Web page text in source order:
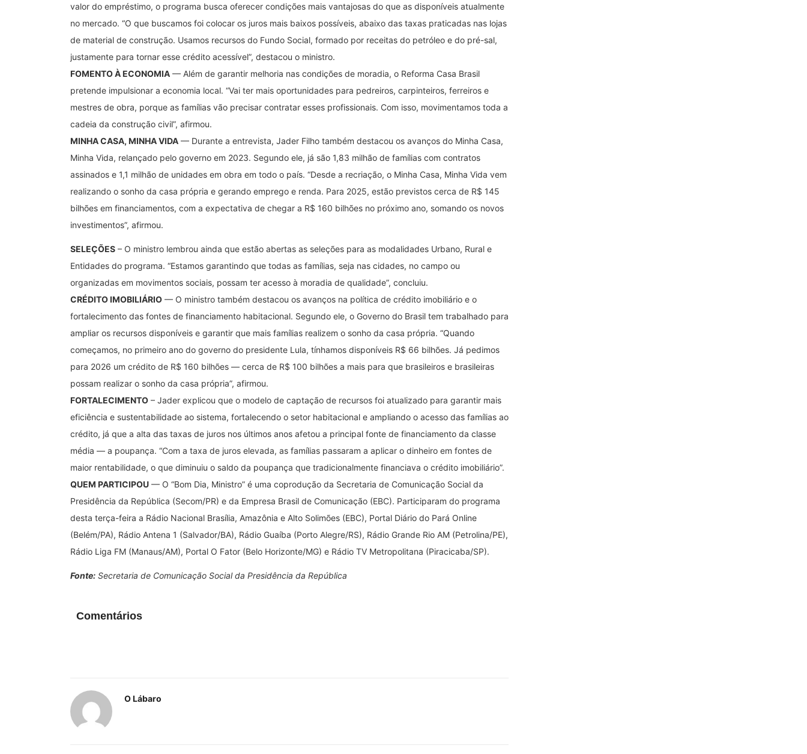
valor do empréstimo, o programa busca oferecer condições mais vantajosas do que as disponíveis atualmente
no mercado. “O que buscamos foi colocar os juros mais baixos possíveis, abaixo das taxas praticadas nas lojas
de material de construção. Usamos recursos do Fundo Social, formado por receitas do petróleo e do pré-sal,
justamente para tornar esse crédito acessível”, destacou o ministro.
FOMENTO À ECONOMIA — Além de garantir melhoria nas condições de moradia, o Reforma Casa Brasil
pretende impulsionar a economia local. “Vai ter mais oportunidades para pedreiros, carpinteiros, ferreiros e
mestres de obra, porque as famílias vão precisar contratar esses profissionais. Com isso, movimentamos toda a
cadeia da construção civil”, afirmou.
MINHA CASA, MINHA VIDA — Durante a entrevista, Jader Filho também destacou os avanços do Minha Casa,
Minha Vida, relançado pelo governo em 2023. Segundo ele, já são 1,83 milhão de famílias com contratos
assinados e 1,1 milhão de unidades em obra em todo o país. “Desde a recriação, o Minha Casa, Minha Vida vem
realizando o sonho da casa própria e gerando emprego e renda. Para 2025, estão previstos cerca de R$ 145
bilhões em financiamentos, com a expectativa de chegar a R$ 160 bilhões no próximo ano, somando os novos
investimentos”, afirmou.
SELEÇÕES – O ministro lembrou ainda que estão abertas as seleções para as modalidades Urbano, Rural e
Entidades do programa. “Estamos garantindo que todas as famílias, seja nas cidades, no campo ou
organizadas em movimentos sociais, possam ter acesso à moradia de qualidade”, concluiu.
CRÉDITO IMOBILIÁRIO — O ministro também destacou os avanços na política de crédito imobiliário e o
fortalecimento das fontes de financiamento habitacional. Segundo ele, o Governo do Brasil tem trabalhado para
ampliar os recursos disponíveis e garantir que mais famílias realizem o sonho da casa própria. “Quando
começamos, no primeiro ano do governo do presidente Lula, tínhamos disponíveis R$ 66 bilhões. Já pedimos
para 2026 um crédito de R$ 160 bilhões — cerca de R$ 100 bilhões a mais para que brasileiros e brasileiras
possam realizar o sonho da casa própria”, afirmou.
FORTALECIMENTO – Jader explicou que o modelo de captação de recursos foi atualizado para garantir mais
eficiência e sustentabilidade ao sistema, fortalecendo o setor habitacional e ampliando o acesso das famílias ao
crédito, já que a alta das taxas de juros nos últimos anos afetou a principal fonte de financiamento da classe
média — a poupança. “Com a taxa de juros elevada, as famílias passaram a aplicar o dinheiro em fontes de
maior rentabilidade, o que diminuiu o saldo da poupança que tradicionalmente financiava o crédito imobiliário”.
QUEM PARTICIPOU — O “Bom Dia, Ministro” é uma coprodução da Secretaria de Comunicação Social da
Presidência da República (Secom/PR) e da Empresa Brasil de Comunicação (EBC). Participaram do programa
desta terça-feira a Rádio Nacional Brasília, Amazônia e Alto Solimões (EBC), Portal Diário do Pará Online
(Belém/PA), Rádio Antena 1 (Salvador/BA), Rádio Guaíba (Porto Alegre/RS), Rádio Grande Rio AM (Petrolina/PE),
Rádio Liga FM (Manaus/AM), Portal O Fator (Belo Horizonte/MG) e Rádio TV Metropolitana (Piracicaba/SP).
Fonte: Secretaria de Comunicação Social da Presidência da República
Comentários
O Lábaro